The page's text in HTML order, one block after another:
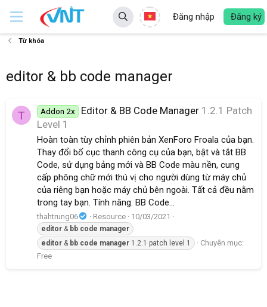
Đăng nhập Đăng ký
Từ khóa
editor & bb code manager
T Addon 2x Editor & BB Code Manager 1.2.1 Patch
Level 1
Hoàn toàn tùy chỉnh phiên bản XenForo Froala của bạn.
Thay đổi bố cục thanh công cụ của bạn, bật và tắt BB
Code, sử dụng bảng mới và BB Code màu nền, cung
cấp phông chữ mới thú vị cho người dùng từ máy chủ
của riêng bạn hoặc máy chủ bên ngoài. Tất cả đều nằm
trong tay bạn. Tính năng: BB Code...
thahtrung06 Resource 10/03/2021
editor & bb code manager
editor & bb code manager 1.2.1 patch level 1
Chuyên mục:
Free